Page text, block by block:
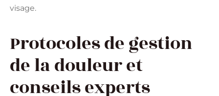
visage.
Protocoles de gestion
de la douleur et
conseils experts